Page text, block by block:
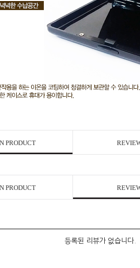
PRODUCT
PRODUCT
등록된 리뷰가 없습니다.